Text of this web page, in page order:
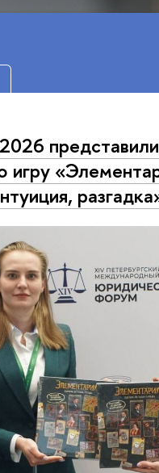
представили
игру